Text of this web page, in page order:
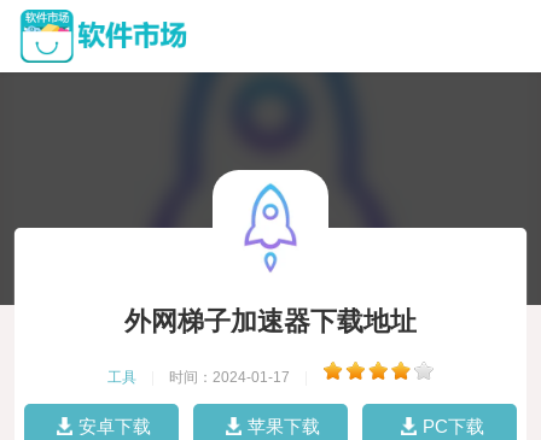
外网梯子加速器下载地址
工具 时间：2024-01-17
安卓下载 苹果下载 PC下载